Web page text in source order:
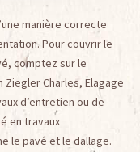
manière correcte
Pour couvrir le
comptez sur le
Charles, Elagage
d’entretien ou de
en travaux
le pavé et le dallage.